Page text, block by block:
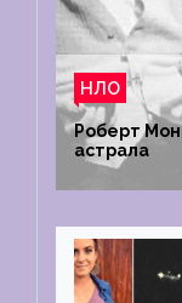
НЛО
Роберт
астрала